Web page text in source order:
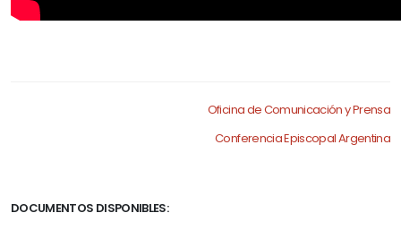
Oficina de Comunicación y Prensa
Conferencia Episcopal Argentina
DOCUMENTOS DISPONIBLES: